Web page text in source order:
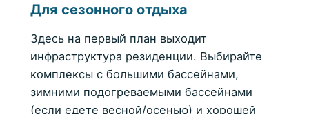
Для сезонного отдыха
Здесь на первый план выходит
инфраструктура резиденции. Выбирайте
комплексы с большими бассейнами,
зимними подогреваемыми бассейнами
(если едете весной/осенью) и хорошей